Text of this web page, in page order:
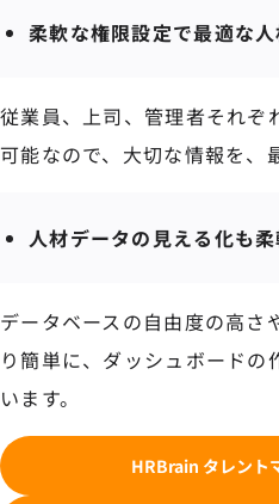
柔軟な権限設定で最適な
従業員、上司、管理者それぞ
可能なので、大切な情報を、
人材データの見える化も
データベースの自由度の高さ
り簡単に、ダッシュボードの
います。
HRBrain タレント